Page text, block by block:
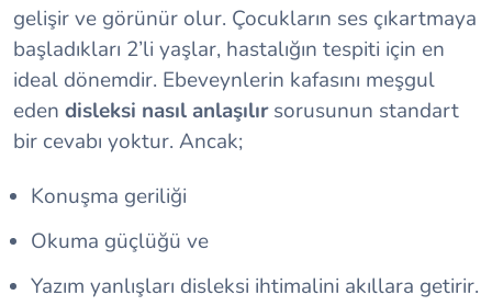
gelişir ve görünür olur. Çocukların ses çıkartmaya
başladıkları 2’li yaşlar, hastalığın tespiti için en
ideal dönemdir. Ebeveynlerin kafasını meşgul
eden disleksi nasıl anlaşılırsorusunun standart
bir cevabı yoktur. Ancak;
Konuşma geriliği
Okuma güçlüğü ve
Yazım yanlışları disleksi ihtimalini akıllara getirir.